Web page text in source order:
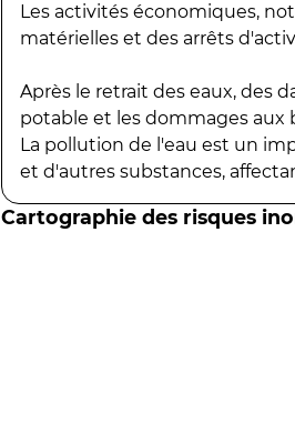
Les activités économiques,
matérielles et des arrêts
Après le retrait des eaux, des
potable et les dommages
La pollution de l'eau est un
et d'autres substances,
Cartographie des risques